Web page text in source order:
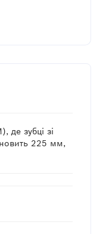
де зубці зі
225 мм,